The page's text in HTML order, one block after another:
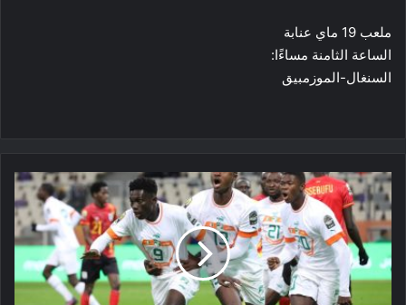
ملعب 19 ماي عنابة
الساعة الثامنة مساءًا:
السنغال-الموزمبيق
شان
2022
:
كوت
ديفوار
يفوز